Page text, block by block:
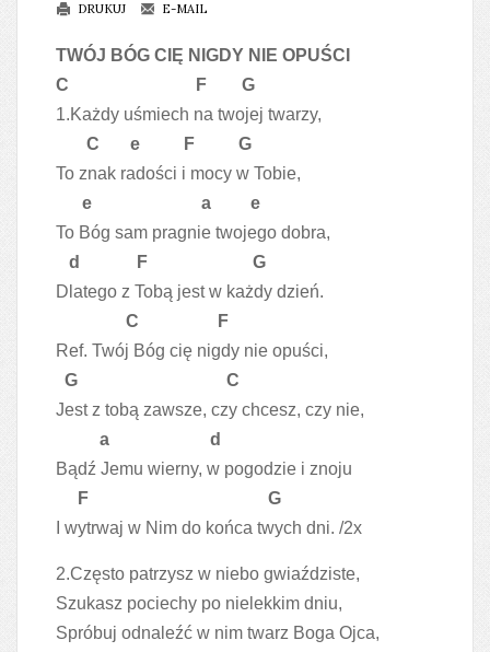
DRUKUJ E-MAIL
TWÓJ BÓG CIĘ NIGDY NIE OPUŚCI
C F G
1.Każdy uśmiech na twojej twarzy,
C e F G
To znak radości i mocy w Tobie,
e a e
To Bóg sam pragnie twojego dobra,
d F G
Dlatego z Tobą jest w każdy dzień.
C F
Ref. Twój Bóg cię nigdy nie opuści,
G C
Jest z tobą zawsze, czy chcesz, czy nie,
a d
Bądź Jemu wierny, w pogodzie i znoju
F G
I wytrwaj w Nim do końca twych dni. /2x
2.Często patrzysz w niebo gwiaździste,
Szukasz pociechy po nielekkim dniu,
Spróbuj odnaleźć w nim twarz Boga Ojca,